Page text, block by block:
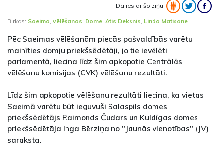
Dalies ar šo ziņu:
Birkas: Saeima vēlēšanas Dome Atis Deksnis Linda Matisone
Pēc Saeimas vēlēšanām piecās pašvaldībās varētu
mainīties domju priekšsēdētāji, jo tie ievēlēti
parlamentā, liecina līdz šim apkopotie Centrālās
vēlēšanu komisijas (CVK) vēlēšanu rezultāti.
Līdz šim apkopotie vēlēšanu rezultāti liecina, ka vietas
Saeimā varētu būt ieguvuši Salaspils domes
priekšsēdētājs Raimonds Čudars un Kuldīgas domes
priekšsēdētāja Inga Bērziņa no "Jaunās vienotības" (JV)
saraksta.